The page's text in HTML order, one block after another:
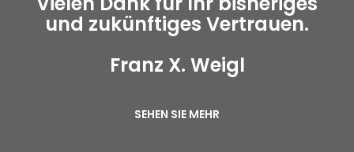
und zukünftiges Vertrauen.
Franz X. Weigl
SEHEN SIE MEHR